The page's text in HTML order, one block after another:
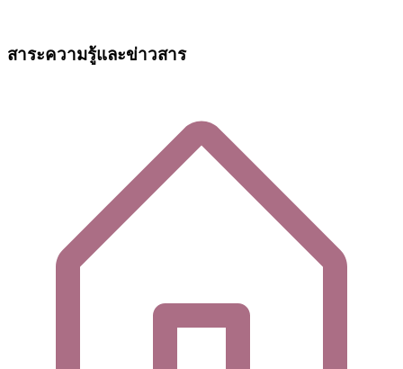
สาระความรู้และข่าวสาร